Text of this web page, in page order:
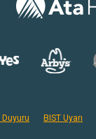
Duyuru BIST Uyarı